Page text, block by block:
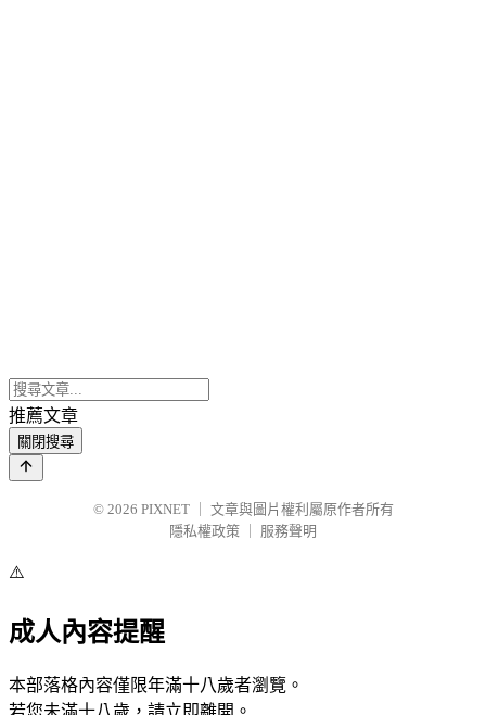
推薦文章
關閉搜尋
© 2026 PIXNET
文章與圖片權利屬原作者所有
隱私權政策
服務聲明
⚠️
成人內容提醒
本部落格內容僅限年滿十八歲者瀏覽。
若您未滿十八歲，請立即離開。